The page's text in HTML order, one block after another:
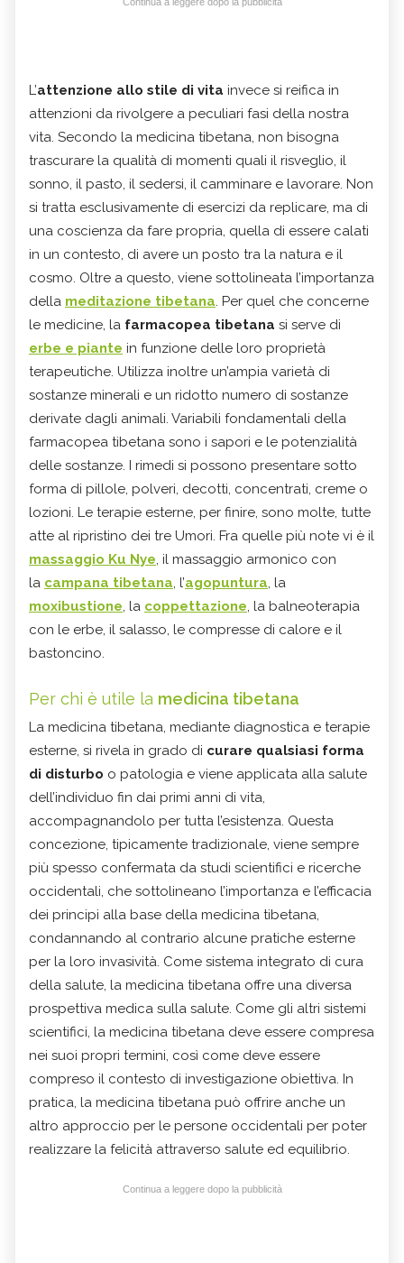
L’attenzione allo stile di vita invece si reifica in
attenzioni da rivolgere a peculiari fasi della nostra
vita. Secondo la medicina tibetana, non bisogna
trascurare la qualità di momenti quali il risveglio, il
sonno, il pasto, il sedersi, il camminare e lavorare. Non
si tratta esclusivamente di esercizi da replicare, ma di
una coscienza da fare propria, quella di essere calati
in un contesto, di avere un posto tra la natura e il
cosmo. Oltre a questo, viene sottolineata l’importanza
della meditazione tibetana. Per quel che concerne
le medicine, la farmacopea tibetana si serve di
erbe e piante in funzione delle loro proprietà
terapeutiche. Utilizza inoltre un’ampia varietà di
sostanze minerali e un ridotto numero di sostanze
derivate dagli animali. Variabili fondamentali della
farmacopea tibetana sono i sapori e le potenzialità
delle sostanze. I rimedi si possono presentare sotto
forma di pillole, polveri, decotti, concentrati, creme o
lozioni. Le terapie esterne, per finire, sono molte, tutte
atte al ripristino dei tre Umori. Fra quelle più note vi è il
massaggio Ku Nye, il massaggio armonico con
la campana tibetana, l’agopuntura, la
moxibustione, la coppettazione, la balneoterapia
con le erbe, il salasso, le compresse di calore e il
bastoncino.
Per chi è utile la medicina tibetana
La medicina tibetana, mediante diagnostica e terapie
esterne, si rivela in grado di curare qualsiasi forma
di disturbo o patologia e viene applicata alla salute
dell’individuo fin dai primi anni di vita,
accompagnandolo per tutta l’esistenza. Questa
concezione, tipicamente tradizionale, viene sempre
più spesso confermata da studi scientifici e ricerche
occidentali, che sottolineano l’importanza e l’efficacia
dei principi alla base della medicina tibetana,
condannando al contrario alcune pratiche esterne
per la loro invasività. Come sistema integrato di cura
della salute, la medicina tibetana offre una diversa
prospettiva medica sulla salute. Come gli altri sistemi
scientifici, la medicina tibetana deve essere compresa
nei suoi propri termini, così come deve essere
compreso il contesto di investigazione obiettiva. In
pratica, la medicina tibetana può offrire anche un
altro approccio per le persone occidentali per poter
realizzare la felicità attraverso salute ed equilibrio.
Continua a leggere dopo la pubblicità